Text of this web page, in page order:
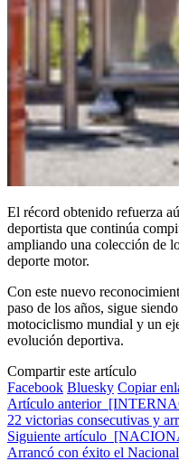
El récord obtenido refuerza
deportista que continúa
ampliando una colección de
deporte motor.
Con este nuevo
paso de los años, sigue
motociclismo mundial y un
evolución deportiva.
Compartir este artículo
Facebook Bluesky Copiar
Artículo anterior
22 victorias consecutivas y
Siguiente artículo
Arrancó con éxito el